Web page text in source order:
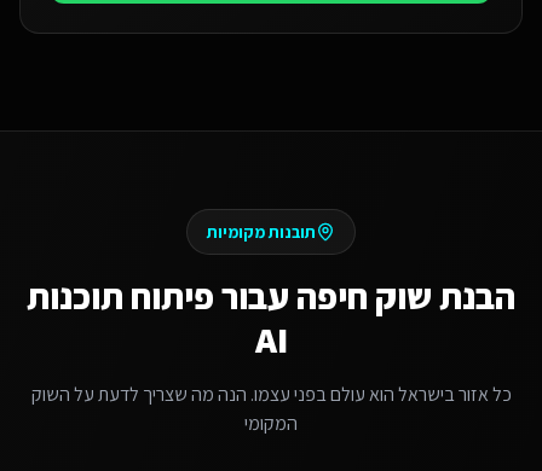
תובנות מקומיות
הבנת שוק חיפה עבורפיתוח תוכנות
AI
כל אזור בישראל הוא עולם בפני עצמו. הנה מה שצריך לדעת על השוק
המקומי